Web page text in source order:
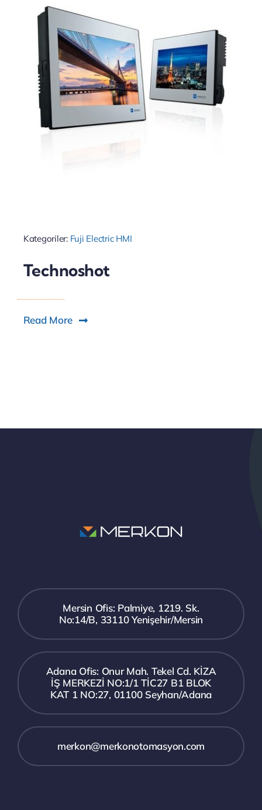
Kategoriler: Fuji Electric HMI
Technoshot
Read More
Mersin Ofis: Palmiye, 1219. Sk.
No:14/B, 33110 Yenişehir/Mersin
Adana Ofis: Onur Mah. Tekel Cd. KİZA
İŞ MERKEZİ NO:1/1 TİC27 B1 BLOK
KAT 1 NO:27, 01100 Seyhan/Adana
merkon@merkonotomasyon.com